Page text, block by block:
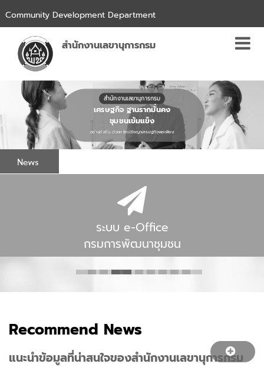
Community Development Department
สำนักงานเลขานุการกรม
สำนักงานเลขานุการกรม
เศรษฐกิจ ฐานรากมั่นคง
ชุมชนเข้มแข็ง
อย่างยั่งยืน ด้วยหลักปรัชญาเศรษฐกิจพอเพียง
News
ระบบ e-Office
กรมการพัฒนาชุมชน
Recommend News
แนะนำข้อมูลที่น่าสนใจของสำนักงานเลขานุการกรม